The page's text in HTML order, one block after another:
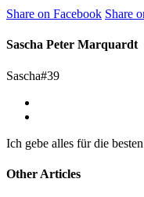
Share on Facebook Share
Sascha Peter Marquardt
Sascha#39
Ich gebe alles für die
Other Articles